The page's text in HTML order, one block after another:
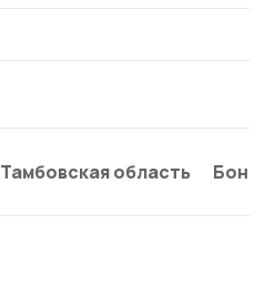
Тамбовская область